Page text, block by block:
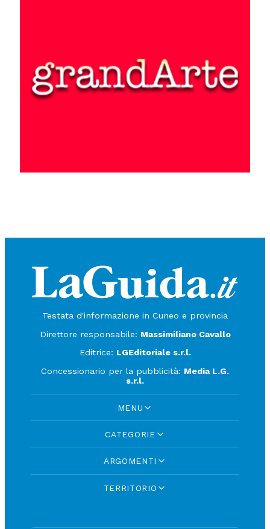
Testata d'informazione in Cuneo e provincia
Direttore responsabile: Massimiliano Cavallo
Editrice: LGEditoriale s.r.l.
Concessionario per la pubblicità: Media L.G.
s.r.l.
MENU
CATEGORIE
ARGOMENTI
TERRITORIO